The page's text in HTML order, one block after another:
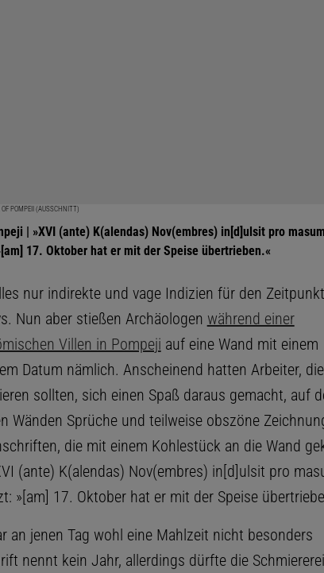
OF POMPEII (AUSSCHNITT)
| »XVI (ante) K(alendas) Nov(embres) in[d]ulsit pro
17. Oktober hat er mit der Speise übertrieben.«
nur indirekte und vage Indizien für den
Nun aber stießen Archäologen während einer
Villen in Pompeji auf eine Wand mit einem
Datum nämlich. Anscheinend hatten Arbeiter,
sollten, sich einen Spaß daraus gemacht, auf
Wänden Sprüche und teilweise obszöne
die mit einem Kohlestück an die Wand
(ante) K(alendas) Nov(embres) in[d]ulsit pro
»[am] 17. Oktober hat er mit der Speise
an jenen Tag wohl eine Mahlzeit nicht besonders
nennt kein Jahr, allerdings dürfte die